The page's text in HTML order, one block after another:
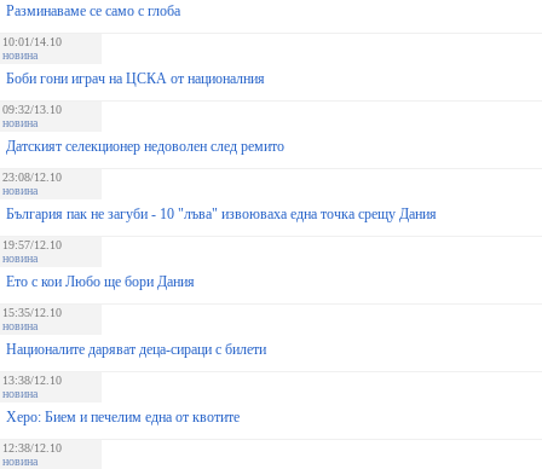
Разминаваме се само с глоба
10:01/14.10
новина
Боби гони играч на ЦСКА от националния
09:32/13.10
новина
Датският селекционер недоволен след ремито
23:08/12.10
новина
България пак не загуби - 10 "лъва" извоюваха една точка срещу Дания
19:57/12.10
новина
Ето с кои Любо ще бори Дания
15:35/12.10
новина
Националите даряват деца-сираци с билети
13:38/12.10
новина
Херо: Бием и печелим една от квотите
12:38/12.10
новина